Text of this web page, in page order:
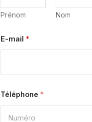
Prénom Nom
E-mail*
Téléphone*